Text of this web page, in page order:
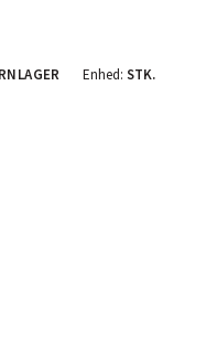
Enhed: STK.